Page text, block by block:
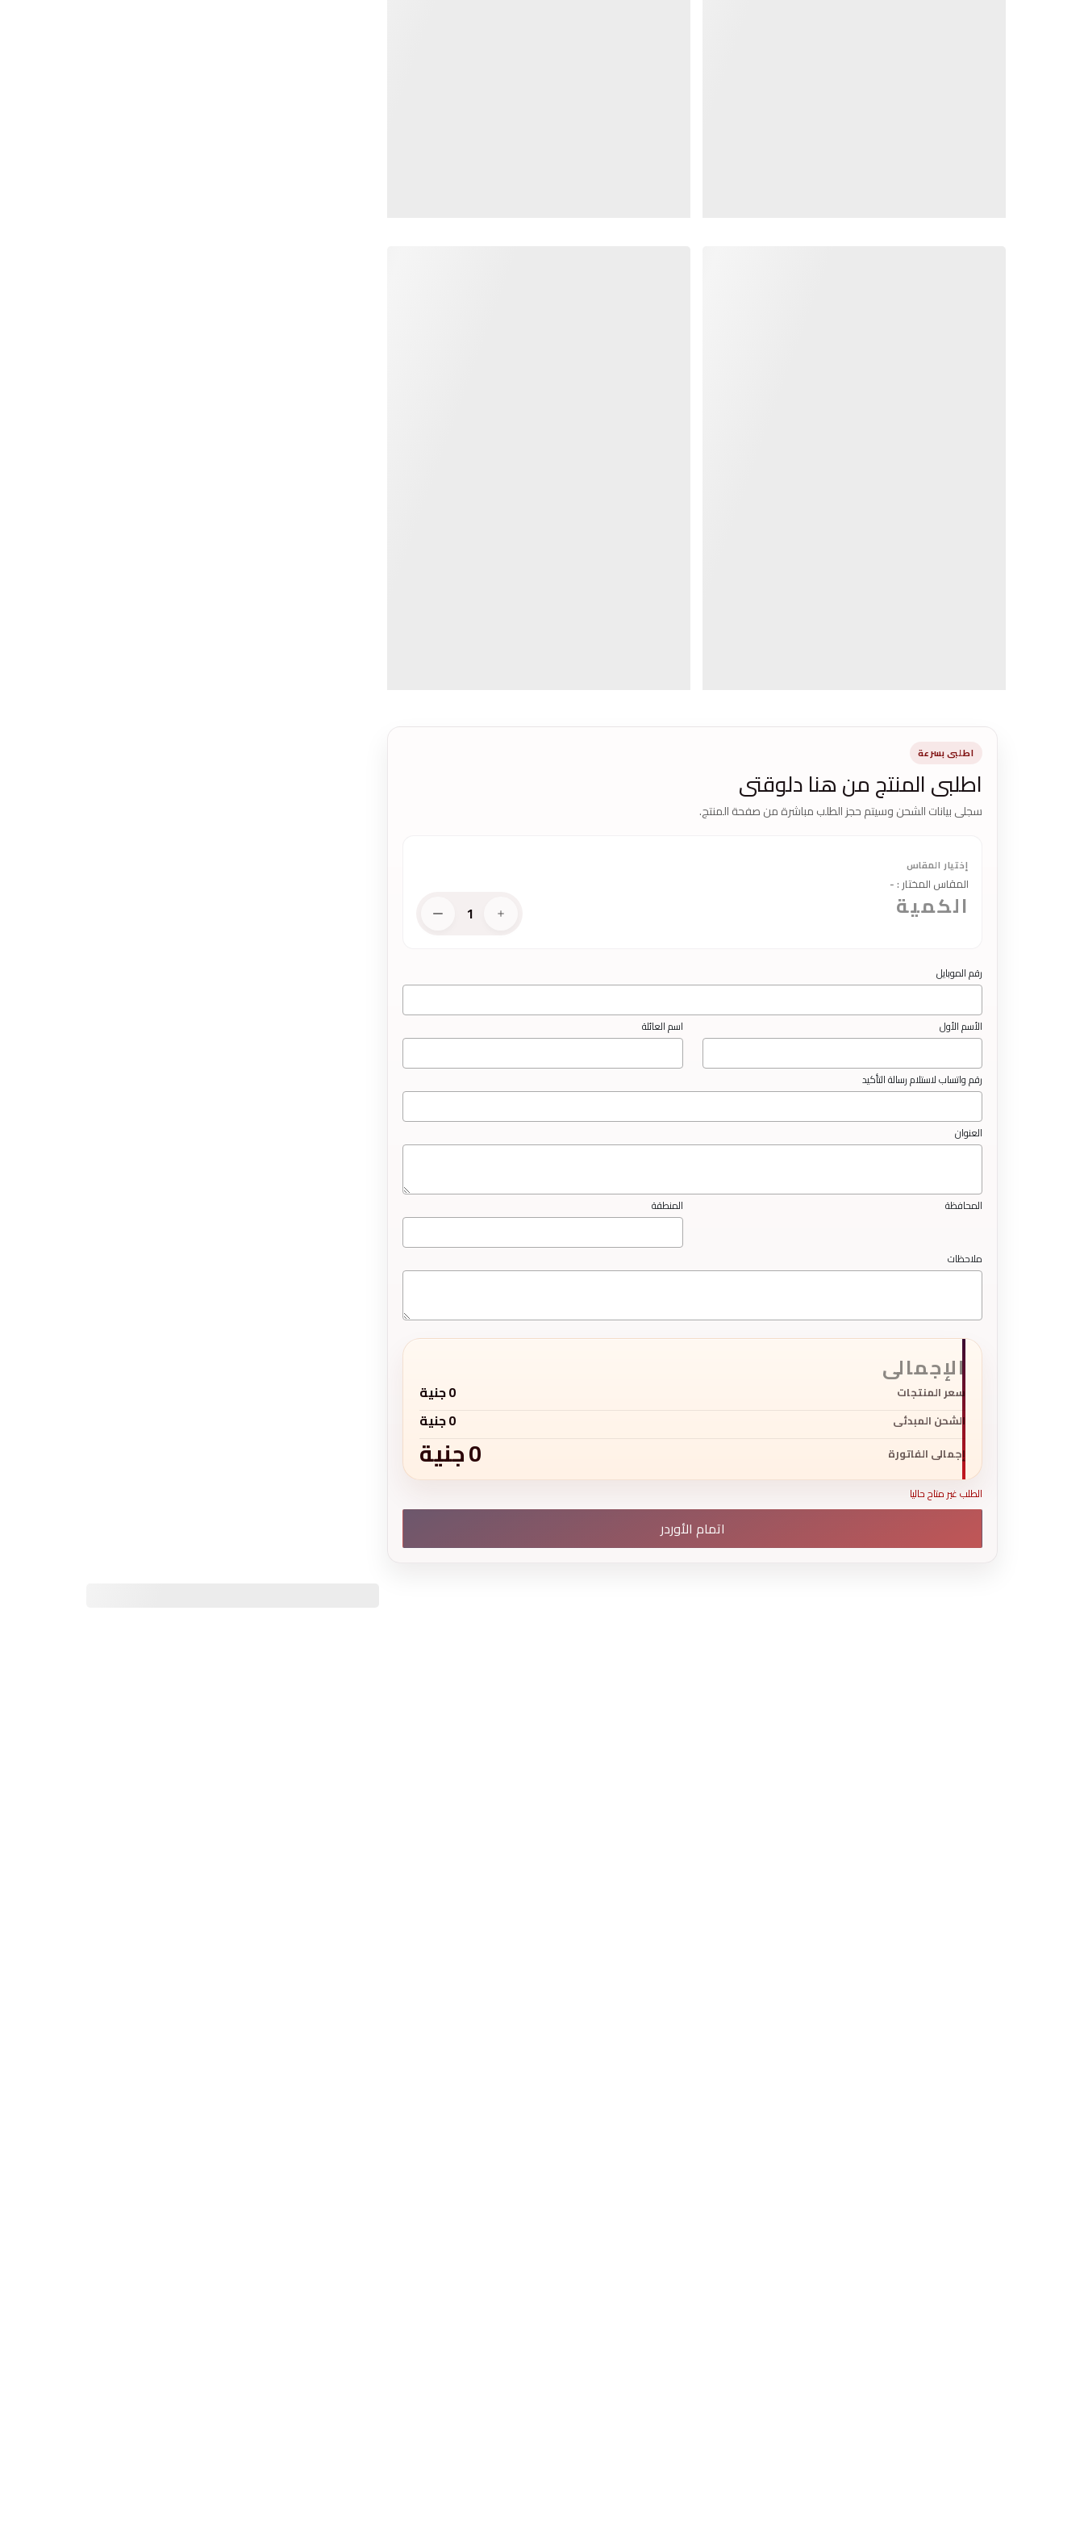
اطلبى بسرعة
اطلبى المنتج من هنا دلوقتى
سجلى بيانات الشحن وسيتم حجز الطلب مباشرة من صفحة المنتج.
إختيار المقاس
المقاس المختار :
-
الكمية 1
رقم الموبايل
الأسم الأول اسم العائلة
رقم واتساب لاستلام رسالة التأكيد
العنوان
المحافظة المنطقة
ملاحظات
الإجمالى
سعر المنتجات 0جنية
الشحن المبدئى 0جنية
إجمالى الفاتورة 0جنية
الطلب غير متاح حاليا
اتمام الأوردر